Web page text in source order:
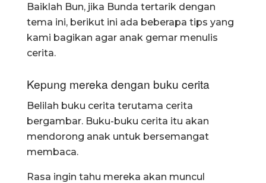
Baiklah Bun, jika Bunda tertarik dengan
tema ini, berikut ini ada beberapa tips yang
kami bagikan agar anak gemar menulis
cerita.
Kepung mereka dengan buku cerita
Belilah buku cerita terutama cerita
bergambar. Buku-buku cerita itu akan
mendorong anak untuk bersemangat
membaca.
Rasa ingin tahu mereka akan muncul